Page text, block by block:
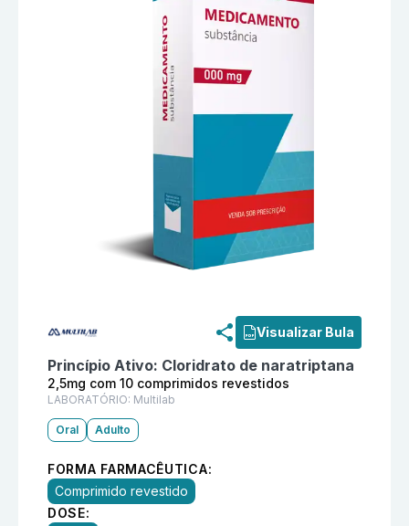
Visualizar Bula
Princípio Ativo: Cloridrato de naratriptana
2,5mg com 10 comprimidos revestidos
LABORATÓRIO: Multilab
Oral Adulto
FORMA FARMACÊUTICA:
Comprimido revestido
DOSE: